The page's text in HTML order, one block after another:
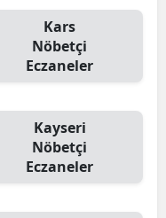
Kars
Nöbetçi
Eczaneler
Kayseri
Nöbetçi
Eczaneler